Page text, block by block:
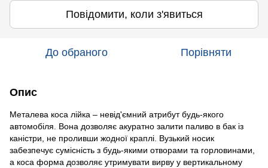
Повідомити, коли з'явиться
До обраного Порівняти
Опис
Металева коса лійка – невід'ємний атрибут будь-якого
автомобіля. Вона дозволяє акуратно залити паливо в бак із
каністри, не проливши жодної краплі. Вузький носик
забезпечує сумісність з будь-якими отворами та горловинами,
а коса форма дозволяє утримувати вирву у вертикальному